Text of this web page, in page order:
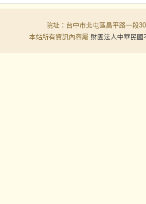
院址：台中市北屯區昌平路一
本站所有資訊內容屬 財團法人中華民國